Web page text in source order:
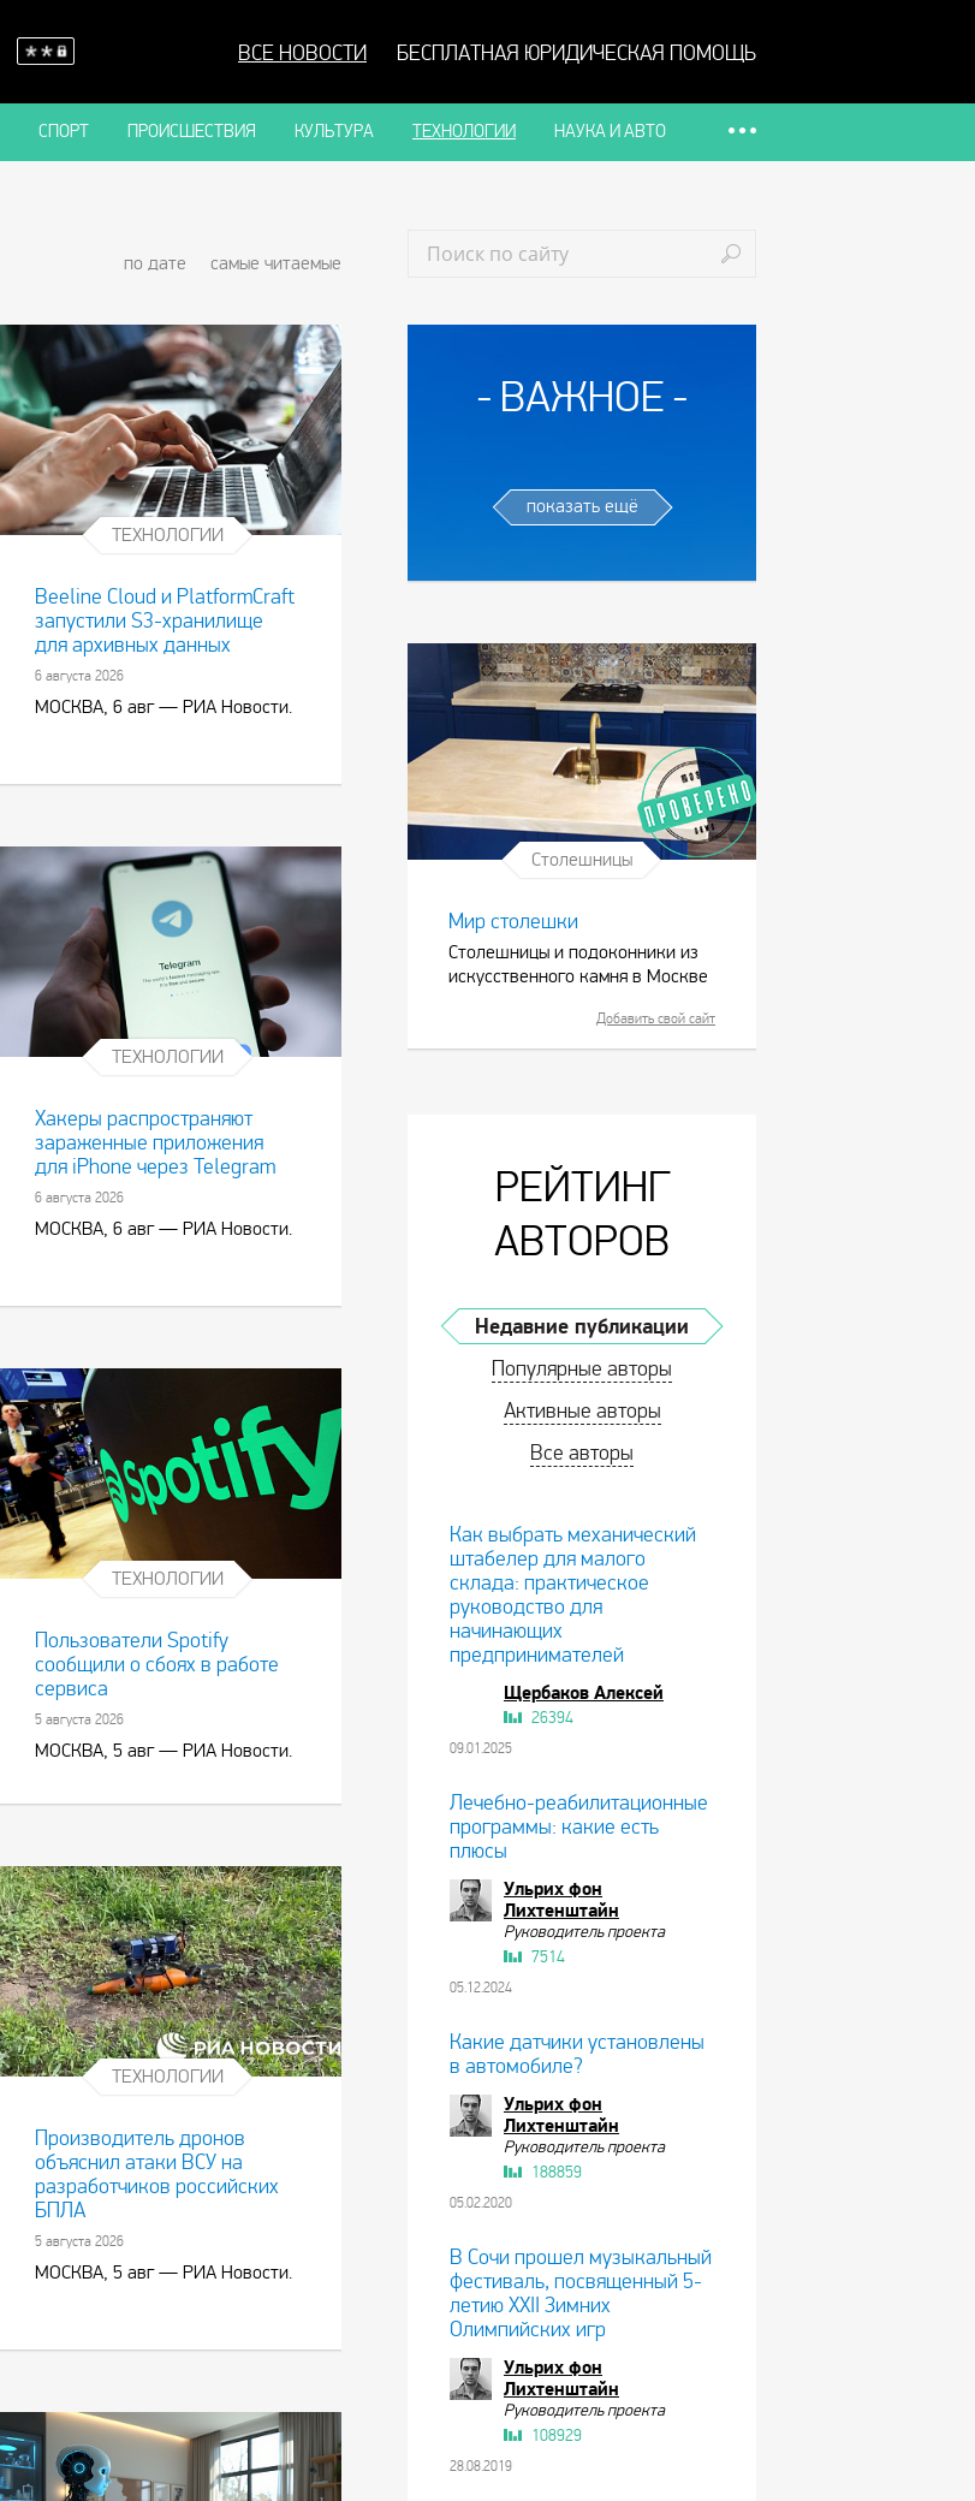
ВСЕ НОВОСТИ БЕСПЛАТНАЯ ЮРИДИЧЕСКАЯ ПОМОЩЬ
СПОРТ ПРОИСШЕСТВИЯ КУЛЬТУРА ТЕХНОЛОГИИ НАУКА И АВТО
ВАЖНОЕ
показать ещё
Столешницы
Мир столешки
Столешницы и подоконники из
искусственного камня в Москве
Добавить свой сайт
РЕЙТИНГ
АВТОРОВ
Недавние публикации
Популярные авторы
Активные авторы
Все авторы
Как выбрать механический
штабелер для малого
склада: практическое
руководство для
начинающих
предпринимателей
Щербаков Алексей
26394
09.01.2025
Лечебно-реабилитационные
программы: какие есть
плюсы
Ульрих фон
Лихтенштайн
Руководитель проекта
7514
05.12.2024
Какие датчики установлены
в автомобиле?
Ульрих фон
Лихтенштайн
Руководитель проекта
188859
05.02.2020
В Сочи прошел музыкальный
фестиваль, посвященный 5-
летию XXII Зимних
Олимпийских игр
Ульрих фон
Лихтенштайн
Руководитель проекта
108929
28.08.2019
самые читаемые
по дате
ТЕХНОЛОГИИ
Beeline Cloud и PlatformCraft
запустили S3-хранилище
для архивных данных
6 августа 2026
МОСКВА, 6 авг — РИА Новости.
ТЕХНОЛОГИИ
Хакеры распространяют
зараженные приложения
для iPhone через Telegram
6 августа 2026
МОСКВА, 6 авг — РИА Новости.
ТЕХНОЛОГИИ
Пользователи Spotify
сообщили о сбоях в работе
сервиса
5 августа 2026
МОСКВА, 5 авг — РИА Новости.
ТЕХНОЛОГИИ
Производитель дронов
объяснил атаки ВСУ на
разработчиков российских
БПЛА
5 августа 2026
МОСКВА, 5 авг — РИА Новости.